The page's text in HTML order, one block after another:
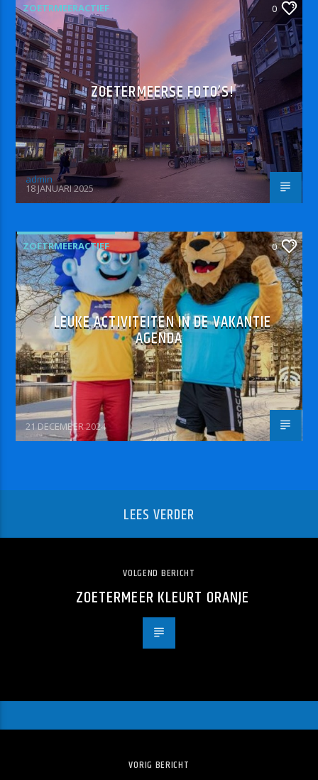
ZOETRMEERACTIEF 0
ZOETERMEERSE FOTO’S!
admin
18 JANUARI 2025
ZOETRMEERACTIEF 0
LEUKE ACTIVITEITEN IN DE VAKANTIE
AGENDA
21 DECEMBER 2024
LEES VERDER
VOLGEND BERICHT
ZOETERMEER KLEURT ORANJE
VORIG BERICHT